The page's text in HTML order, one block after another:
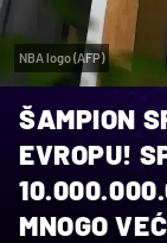
NBA logo (AFP)
ŠAMPION
EVROPU!
MNOGO